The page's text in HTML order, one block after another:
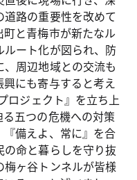
路の重要性を改めて
と青梅市が新たなル
ート化が図られ、防
周辺地域との交流も
にも寄与すると考え
ロジェクト』を立ち上
五つの危機への対策
備えよ、常に』を合
命と暮らしを守り抜
梅ヶ谷トンネルが皆様